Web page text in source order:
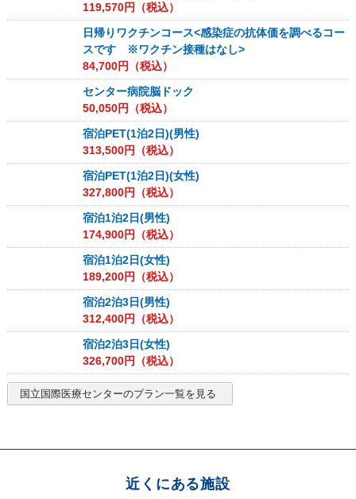
119,570円（税込）
日帰りワクチンコース<感染症の抗体価を調べるコー
スです ※ワクチン接種はなし>
84,700円（税込）
センター病院脳ドック
50,050円（税込）
宿泊PET(1泊2日)(男性)
313,500円（税込）
宿泊PET(1泊2日)(女性)
327,800円（税込）
宿泊1泊2日(男性)
174,900円（税込）
宿泊1泊2日(女性)
189,200円（税込）
宿泊2泊3日(男性)
312,400円（税込）
宿泊2泊3日(女性)
326,700円（税込）
国立国際医療センターのプラン一覧を見る
近くにある施設